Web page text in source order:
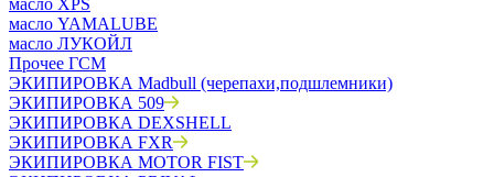
масло XPS
масло YAMALUBE
масло ЛУКОЙЛ
Прочее ГСМ
ЭКИПИРОВКА Madbull (черепахи,подшлемники)
ЭКИПИРОВКА 509
ЭКИПИРОВКА DEXSHELL
ЭКИПИРОВКА FXR
ЭКИПИРОВКА MOTOR FIST